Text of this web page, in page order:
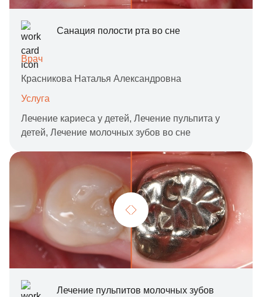
Санация полости рта во сне
Врач
Красникова Наталья Александровна
Услуга
Лечение кариеса у детей, Лечение пульпита у
детей, Лечение молочных зубов во сне
Лечение пульпитов молочных зубов